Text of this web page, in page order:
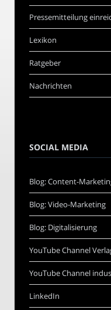
Pressemitteilung
Lexikon
Ratgeber
Nachrichten
SOCIAL MEDIA
Blog: Content-
Blog: Video-Marketing
Blog: Digitalisierung
YouTube Channel
YouTube Channel
LinkedIn